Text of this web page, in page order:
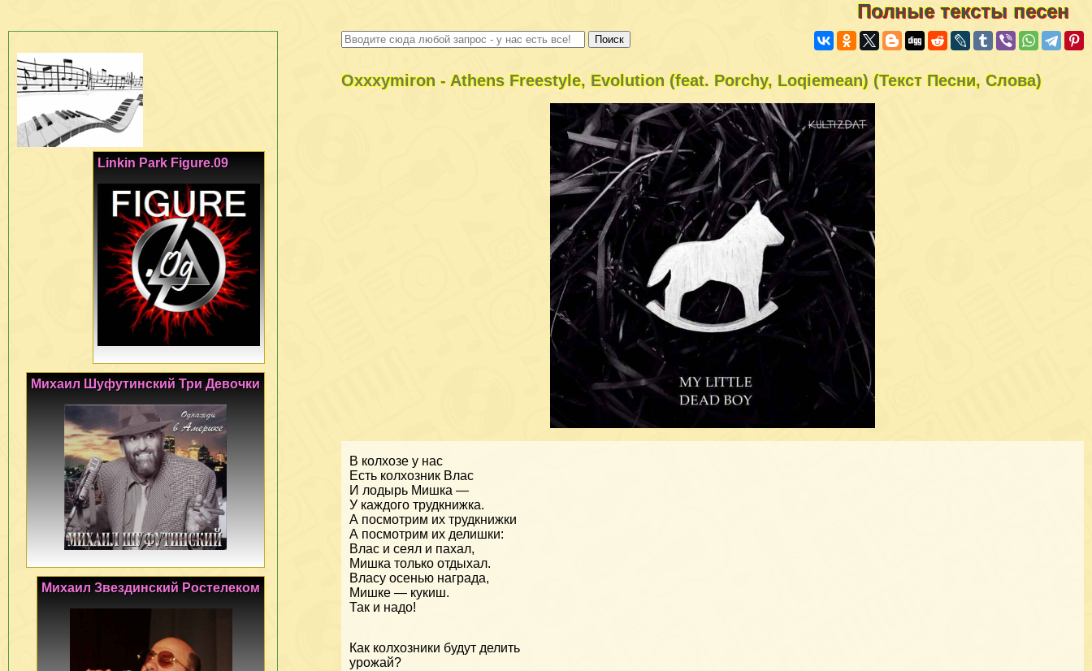
Полные тексты песен
Oxxxymiron - Athens Freestyle, Evolution (feat. Porchy, Loqiemean) (Текст Песни, Слова)
В колхозе у нас
Есть колхозник Влас
И лодырь Мишка —
У каждого трудкнижка.
А посмотрим их трудкнижки
А посмотрим их делишки:
Влас и сеял и пахал,
Мишка только отдыхал.
Власу осенью награда,
Мишке — кукиш.
Так и надо!
Как колхозники будут делить
урожай?
Linkin Park Figure.09
Михаил Шуфутинский Три Девочки
Михаил Звездинский Ростелеком